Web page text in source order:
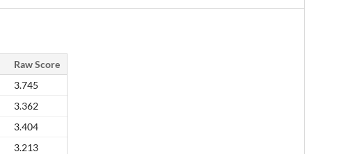
Raw Score
3.745
3.362
3.404
3.213